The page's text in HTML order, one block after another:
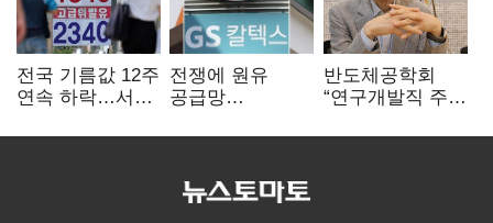
전국 기름값 12주
연속 하락…서울
전쟁에 원유
공급망
정유, 에너지안보
반도체공학회
“연구개발직 주
개선해야”